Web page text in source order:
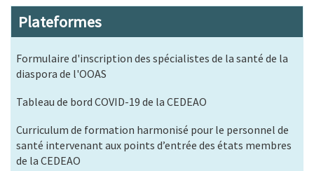
Plateformes
Formulaire d'inscription des spécialistes de la santé de la
diaspora de l'OOAS
Tableau de bord COVID-19 de la CEDEAO
Curriculum de formation harmonisé pour le personnel de
santé intervenant aux points d’entrée des états membres
de la CEDEAO